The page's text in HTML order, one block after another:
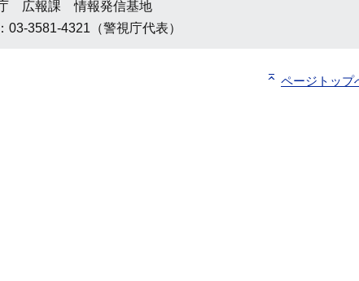
広報課 情報発信基地
03-3581-4321（警視庁代表）
ページトップ